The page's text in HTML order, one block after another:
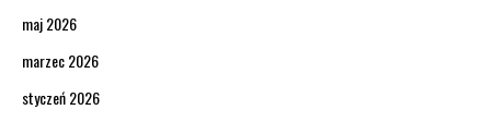
maj 2026
marzec 2026
styczeń 2026